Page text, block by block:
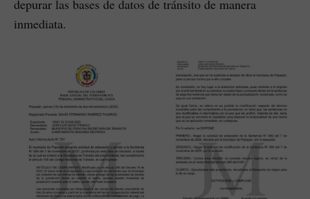
depurar las bases de datos de tránsito de manera
inmediata.